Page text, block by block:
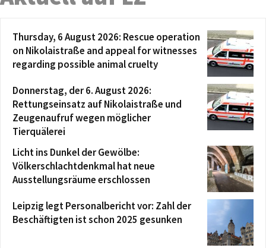
Thursday, 6 August 2026: Rescue operation
on Nikolaistraße and appeal for witnesses
regarding possible animal cruelty
Donnerstag, der 6. August 2026:
Rettungseinsatz auf Nikolaistraße und
Zeugenaufruf wegen möglicher
Tierquälerei
Licht ins Dunkel der Gewölbe:
Völkerschlachtdenkmal hat neue
Ausstellungsräume erschlossen
Leipzig legt Personalbericht vor: Zahl der
Beschäftigten ist schon 2025 gesunken